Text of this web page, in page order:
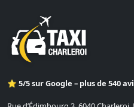
⭐ 5/5 sur Google – plus de 540